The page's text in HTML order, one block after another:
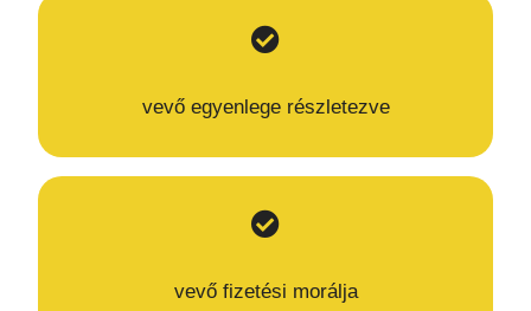
vevő egyenlege részletezve
vevő fizetési morálja